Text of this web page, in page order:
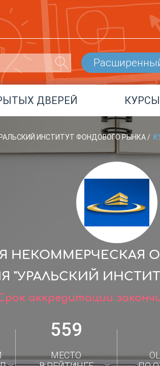
ДВЕРЕЙ
ИНСТИТУТ ФОНДОВОГО РЫНКА/
НЕКОММЕРЧЕСКАЯ
"УРАЛЬСКИЙ
аккредитации
559
МЕСТО